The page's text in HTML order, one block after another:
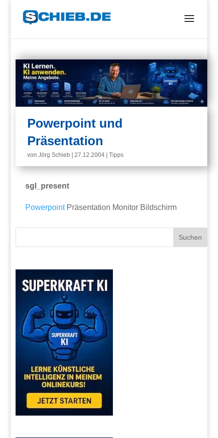
Powerpoint und
Präsentation
vonJörg Schieb |27.12.2004 |Tipps
sgl_present
PowerpointPräsentation Monitor Bildschirm